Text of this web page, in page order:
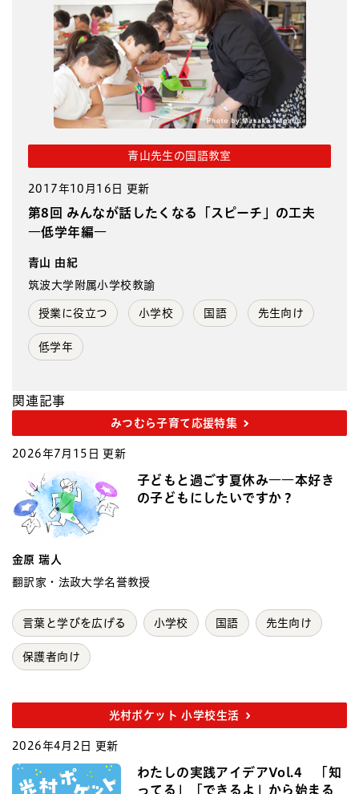
青山先生の国語教室
2017年10月16日 更新
第8回 みんなが話したくなる「スピーチ」の工夫
―低学年編―
青山 由紀
筑波大学附属小学校教諭
授業に役立つ 小学校 国語 先生向け
低学年
関連記事
みつむら子育て応援特集
2026年7月15日 更新
子どもと過ごす夏休み――本好き
の子どもにしたいですか？
金原 瑞人
翻訳家・法政大学名誉教授
言葉と学びを広げる 小学校 国語 先生向け
保護者向け
光村ポケット 小学校生活
2026年4月2日 更新
わたしの実践アイデアVol.4 「知
ってる」「できるよ」から始まる